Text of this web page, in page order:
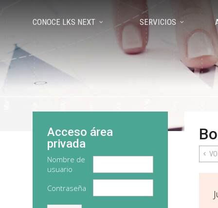
CONOCE LKS NEXT SERVICIOS
Acceso área
privada
Nombre de
usuario
Contraseña